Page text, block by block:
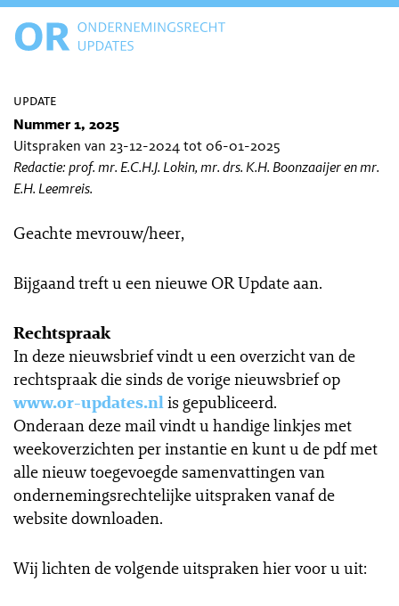
update
Nummer 1, 2025
Uitspraken van 23-12-2024 tot 06-01-2025
Redactie: prof. mr. E.C.H.J. Lokin, mr. drs. K.H. Boonzaaijer en mr.
E.H. Leemreis.
Geachte mevrouw/heer,
Bijgaand treft u een nieuwe OR Update aan.
Rechtspraak
In deze nieuwsbrief vindt u een overzicht van de
rechtspraak die sinds de vorige nieuwsbrief op
www.or-updates.nlis gepubliceerd.
Onderaan deze mail vindt u handige linkjes met
weekoverzichten per instantie en kunt u de pdf met
alle nieuw toegevoegde samenvattingen van
ondernemingsrechtelijke uitspraken vanaf de
website downloaden.
Wij lichten de volgende uitspraken hier voor u uit: